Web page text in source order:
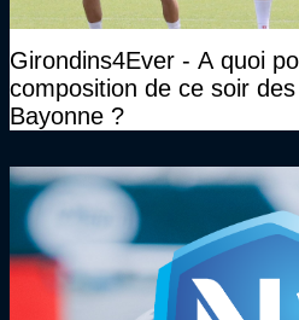
Girondins4Ever - A quoi
composition de ce soir
Bayonne ?